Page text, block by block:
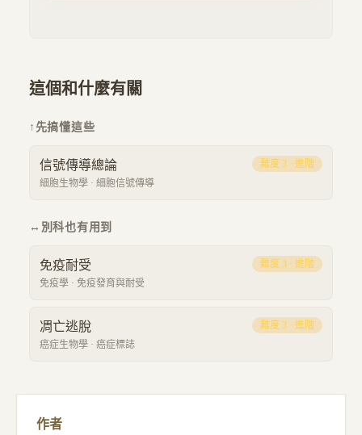
這個和什麼有關
↑ 先搞懂這些
信號傳導總論
細胞生物學 · 細胞信號傳導
難度 3 · 進階
↔ 別科也有用到
免疫耐受
免疫學 · 免疫發育與耐受
難度 3 · 進階
凋亡逃脫
癌症生物學 · 癌症標誌
難度 3 · 進階
作者